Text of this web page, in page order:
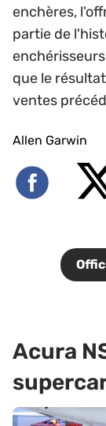
enchères,
partie de
que le
ventes
Allen Garwin
Acura